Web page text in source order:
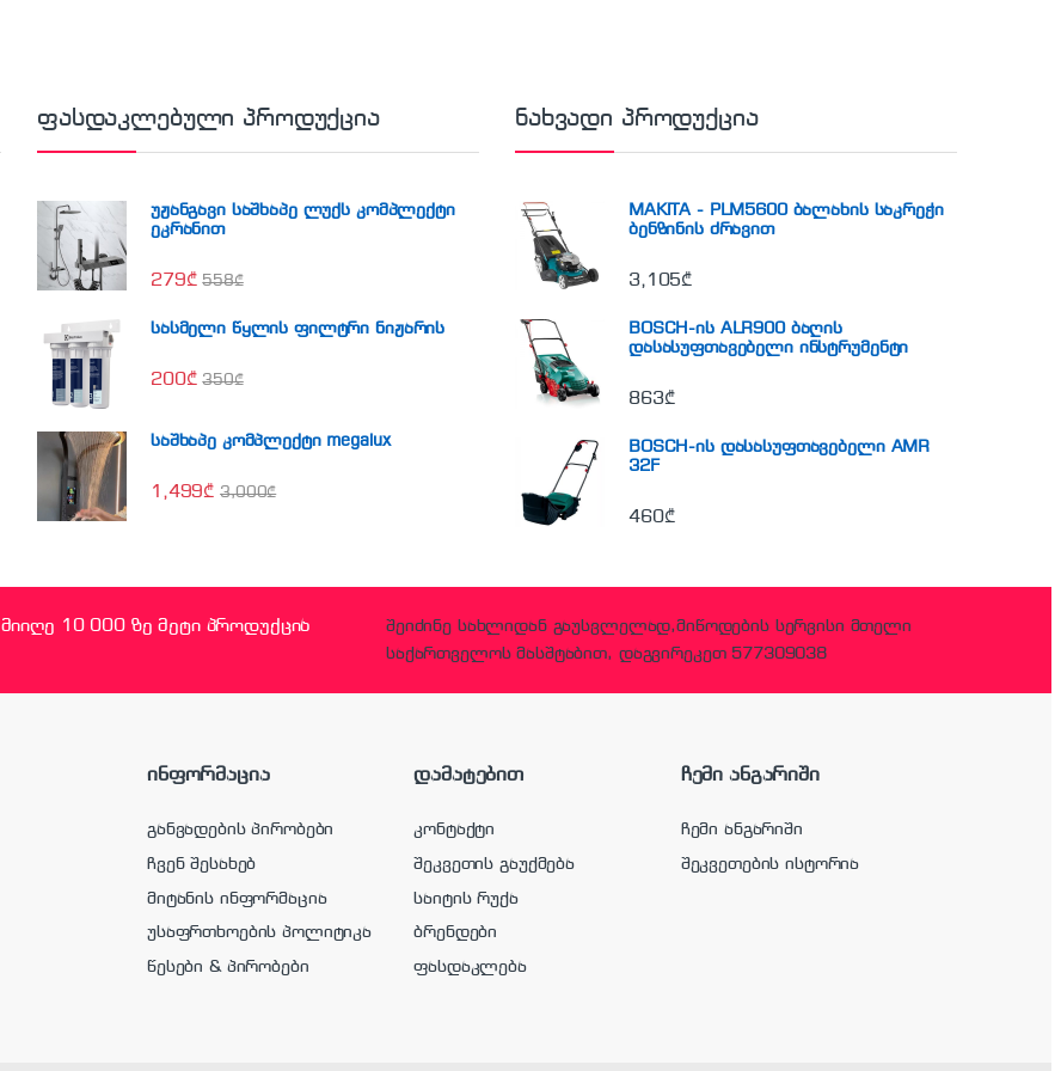
ფასდაკლებული პროდუქცია
უჟანგავი საშხაპე ლუქს კომპლექტი
ეკრანით
279₾ 558₾
სასმელი წყლის ფილტრი ნიჟარის
200₾ 350₾
საშხაპე კომპლექტი megalux
1,499₾ 3,000₾
ნახვადი პროდუქცია
MAKITA - PLM5600 ბალახის საკრეჭი
ბენზინის ძრავით
3,105₾
BOSCH-ის ALR900 ბაღის
დასასუფთავებელი ინსტრუმენტი
863₾
BOSCH-ის დასასუფთავებელი AMR
32F
460₾
მიიღე 10 000 ზე მეტი პროდუქცია
შეიძინე სახლიდან გაუსვლელად,მიწოდების სერვისი მთელი
საქართველოს მასშტაბით, დაგვირეკეთ 577309038
ინფორმაცია
განვადების პირობები
ჩვენ შესახებ
მიტანის ინფორმაცია
უსაფრთხოების პოლიტიკა
წესები & პირობები
დამატებით
კონტაქტი
შეკვეთის გაუქმება
საიტის რუქა
ბრენდები
ფასდაკლება
ჩემი ანგარიში
ჩემი ანგარიში
შეკვეთების ისტორია